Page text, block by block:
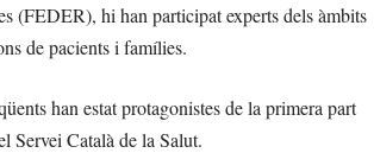
(FEDER), hi han participat experts dels àmbits
de pacients i famílies.
han estat protagonistes de la primera part
Servei Català de la Salut.